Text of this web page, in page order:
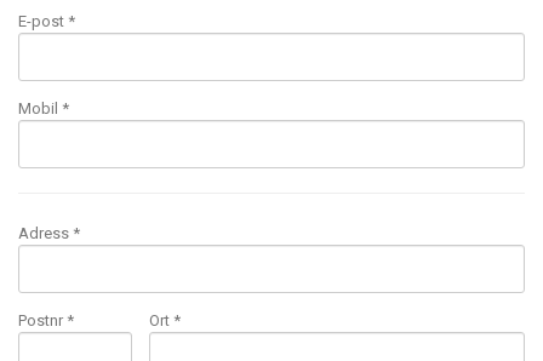
E-post *
Mobil *
Adress *
Postnr * Ort *